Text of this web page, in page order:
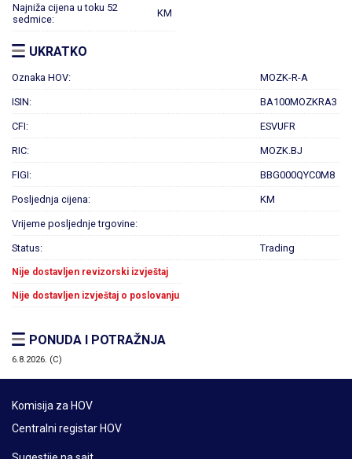
Najniža cijena u toku 52
sedmice:
KM
UKRATKO
Oznaka HOV: MOZK-R-A
ISIN: BA100MOZKRA3
CFI: ESVUFR
RIC: MOZK.BJ
FIGI: BBG000QYC0M8
Posljednja cijena: KM
Vrijeme posljednje trgovine:
Status: Trading
Nije dostavljen revizorski izvještaj
Nije dostavljen izvještaj o poslovanju
PONUDA I POTRAŽNJA
6.8.2026. (C)
Komisija za HOV
Centralni registar HOV